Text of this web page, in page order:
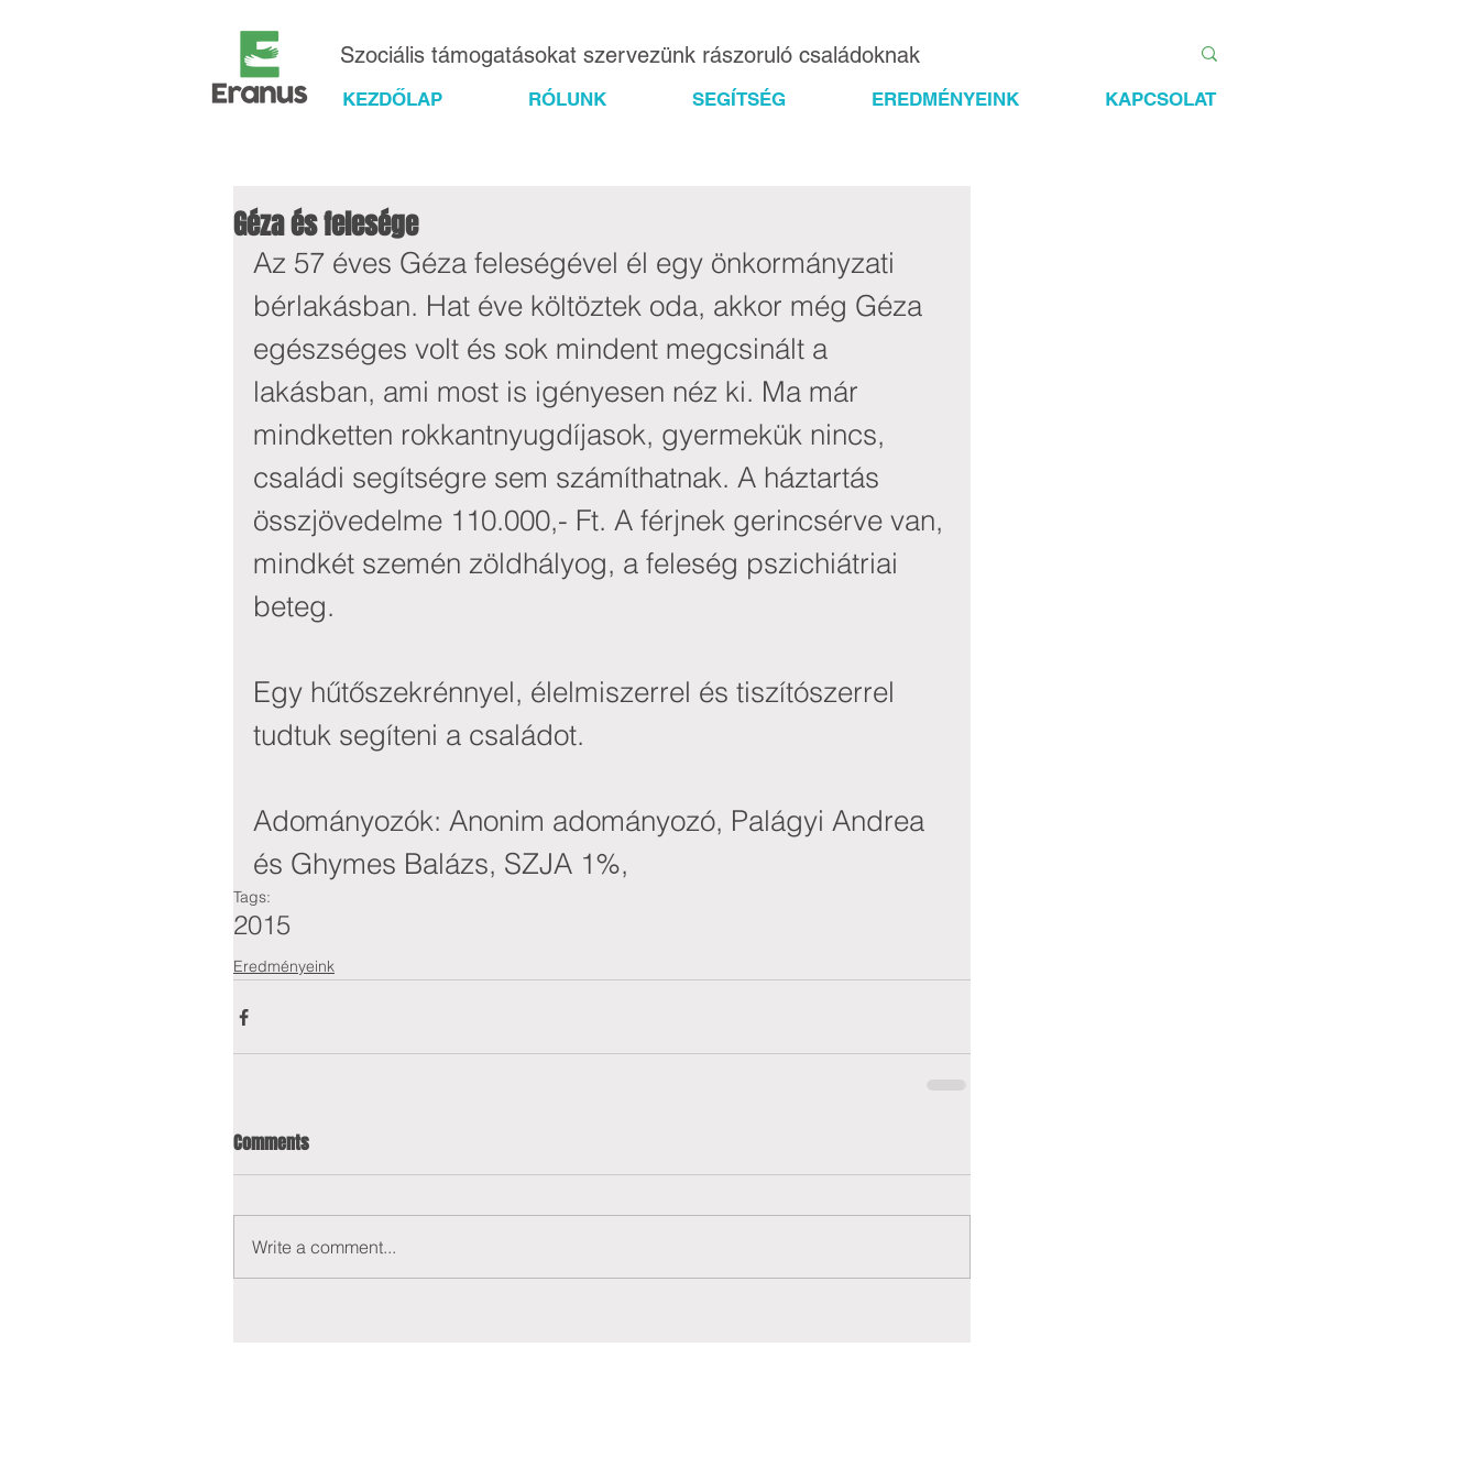
Szociális támogatásokat szervezünk rászoruló családoknak
KEZDŐLAP RÓLUNK SEGÍTSÉG EREDMÉNYEINK KAPCSOLAT
Géza és felesége
Az 57 éves Géza feleségével él egy önkormányzati
bérlakásban. Hat éve költöztek oda, akkor még Géza
egészséges volt és sok mindent megcsinált a
lakásban, ami most is igényesen néz ki. Ma már
mindketten rokkantnyugdíjasok, gyermekük nincs,
családi segítségre sem számíthatnak. A háztartás
összjövedelme 110.000,- Ft. A férjnek gerincsérve van,
mindkét szemén zöldhályog, a feleség pszichiátriai
beteg.
Egy hűtőszekrénnyel, élelmiszerrel és tiszítószerrel
tudtuk segíteni a családot.
Adományozók: Anonim adományozó, Palágyi Andrea
és Ghymes Balázs, SZJA 1%,
Tags:
2015
Eredményeink
Comments
Write a comment...